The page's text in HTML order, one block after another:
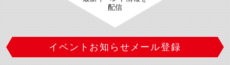
配信
イベントお知らせメール登録